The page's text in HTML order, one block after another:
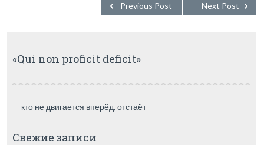
Next Post
Previous Post
«Qui non proficit deficit»
— кто не двигается вперёд, отстаёт
Свежие записи